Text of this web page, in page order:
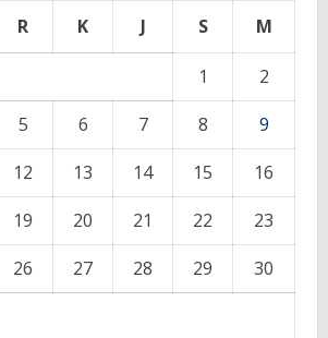
R K J S M
1
2
5 6 7 8
9
12 13 14 15
16
19 20 21 22
23
26 27 28 29
30